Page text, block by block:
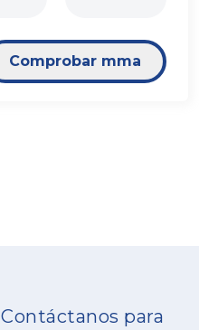
Comprobar mma
Contáctanos para